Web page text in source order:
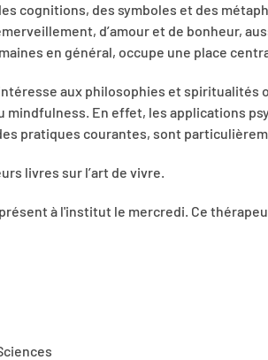
cognitions, des symboles et des
d’amour et de bonheur,
en général, occupe une place
aux philosophies et
mindfulness. En effet, les applications
pratiques courantes, sont
livres sur l’art de vivre.
à l'institut le mercredi. Ce